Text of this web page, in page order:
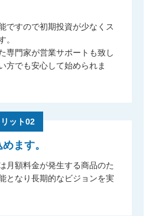
ですので初期投資が少なくス
。
専門家が営業サポートも致し
方でも安心して始められま
リット02
ます。
月額料金が発生する商品のた
となり長期的なビジョンを実